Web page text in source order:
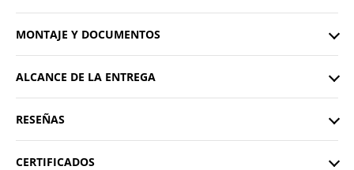
MONTAJE Y DOCUMENTOS
ALCANCE DE LA ENTREGA
RESEÑAS
CERTIFICADOS